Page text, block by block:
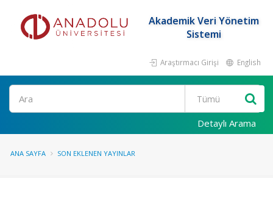
Akademik Veri Yönetim
Sistemi
Araştırmacı Girişi English
Ara
Detaylı Arama
ANA SAYFA SON EKLENEN YAYINLAR